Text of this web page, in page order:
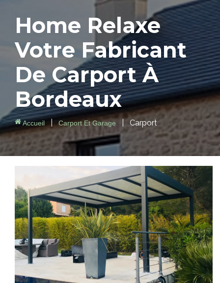
Home Relaxe
Votre Fabricant
De CarportÀ
Bordeaux
Accueil | Carport Et Garage Carport